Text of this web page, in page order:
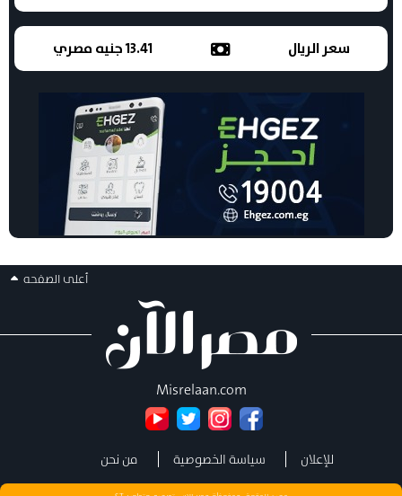
سعر الريال 13.41 جنيه مصري
أعلى الصفحه
Misrelaan.com
للإعلان سياسة الخصوصية من نحن